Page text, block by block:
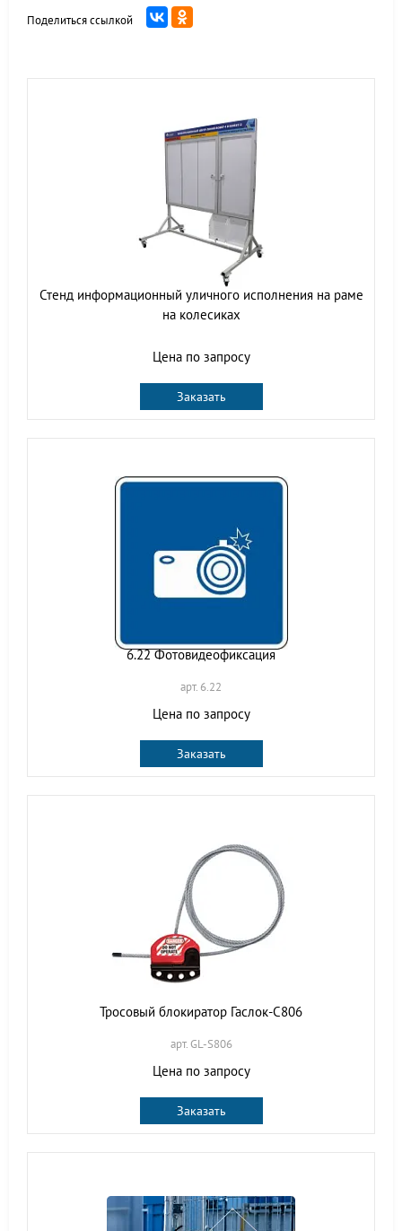
Поделиться ссылкой
Стенд информационный уличного исполнения на раме
на колесиках
Цена по запросу
Заказать
6.22 Фотовидеофиксация
арт. 6.22
Цена по запросу
Заказать
Тросовый блокиратор Гаслок-С806
арт. GL-S806
Цена по запросу
Заказать